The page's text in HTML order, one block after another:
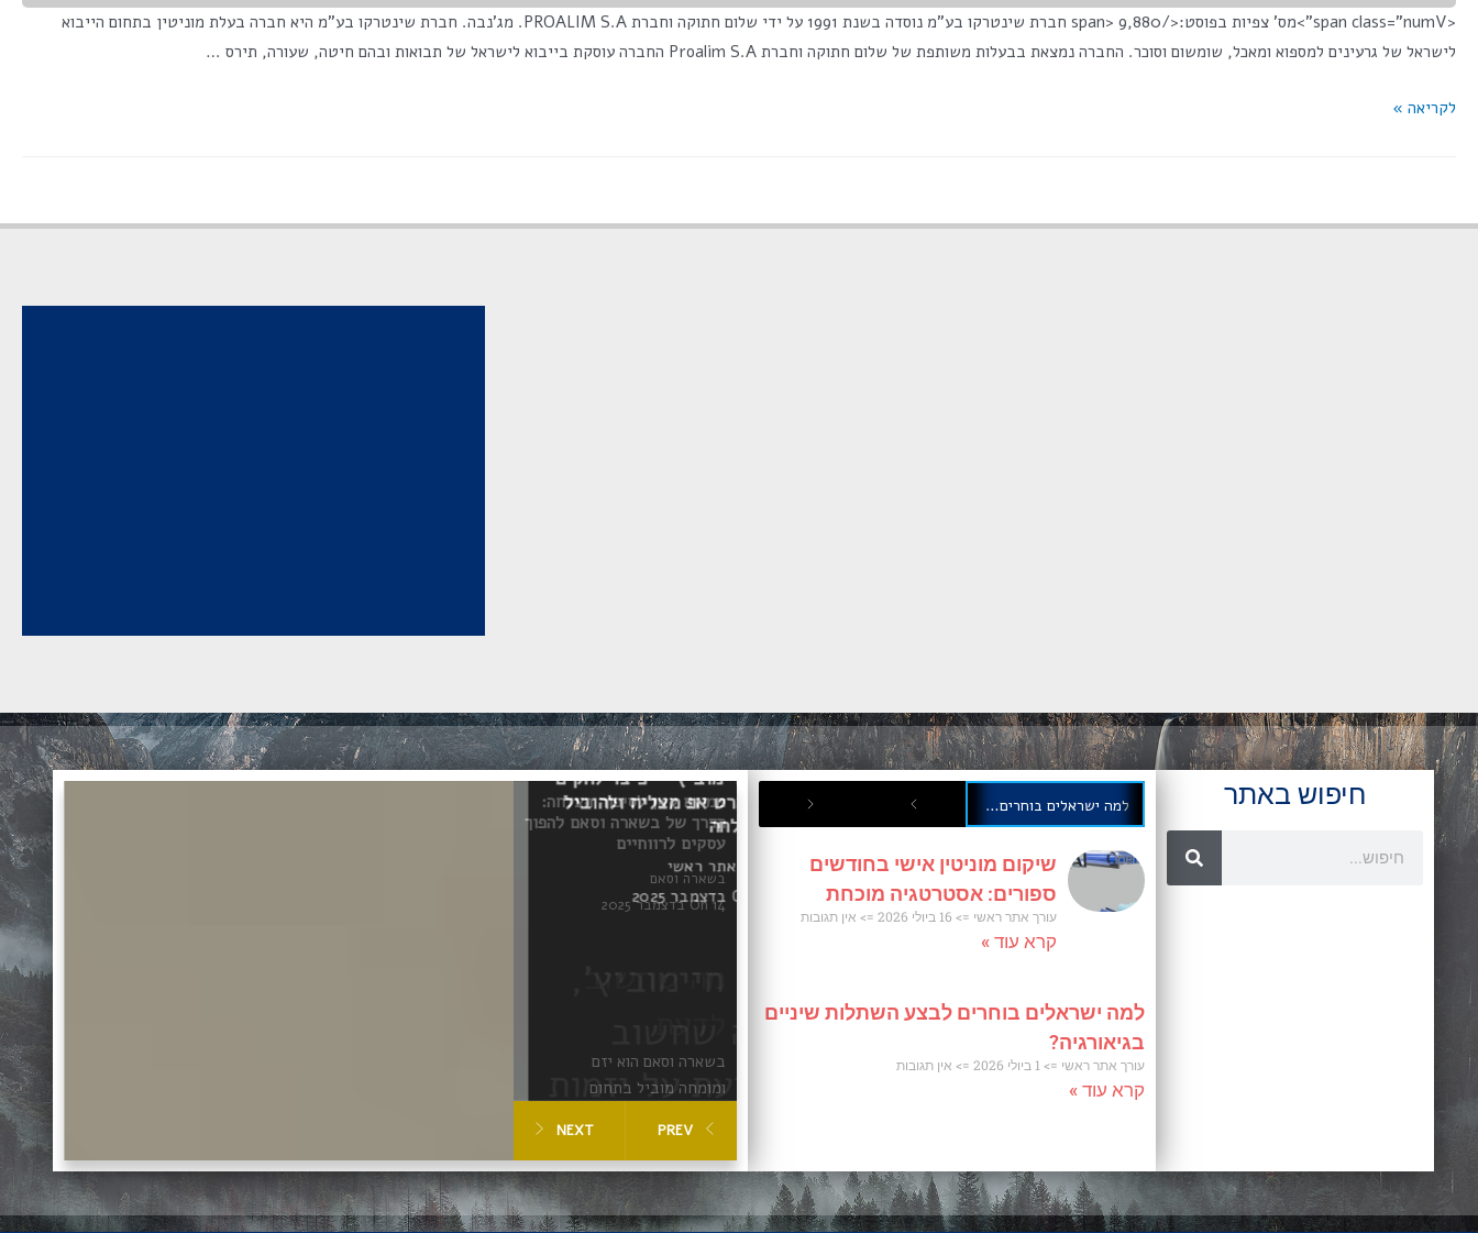
<span class="numV">מס' צפיות בפוסט:</span> 9,880 חברת שינטרקו בע"מ נוסדה בשנת 1991 על ידי שלום חתוקה וחברת PROALIM S.A. מג'נבה. חברת שינטרקו בע"מ היא חברה בעלת מוניטין בתחום הייבוא
לישראל של גרעינים למספוא ומאכל, שומשום וסוכר. החברה נמצאת בבעלות משותפת של שלום חתוקה וחברת Proalim S.A החברה עוסקת בייבוא לישראל של תבואות ובהם חיטה, שעורה, תירס …
לקריאה »
חיפוש באתר למה ישראלים בוחרים לבצע השתלות שיניים בגיאורגיה?
שיקום מוניטין אישי בחודשים
ספורים: אסטרטגיה מוכחת
עורך אתר ראשי 16 ביולי 2026 אין תגובות
קרא עוד »
למה ישראלים בוחרים לבצע השתלות שיניים
בגיאורגיה?
עורך אתר ראשי 1 ביולי 2026 אין תגובות
קרא עוד »
ממיזם קטן לסיפור הצלחה:
הדרך של בשארה וסאם להפוך
עסקים לרווחיים
בשארה וסאם
On 14 בדצמבר 2025
מה שחשוב
לדעת
בשארה וסאם הוא יזם
ומומחה מוביל בתחום
הדיגיטלי, שהפך מיזמים
קטנים לעסקים משגשגים
באמצעות אסטרטגיות
חדשניות. הגישה
PREV
NEXT